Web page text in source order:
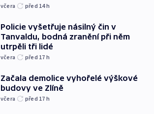
včera před 14h
Policie vyšetřuje násilný čin v
Tanvaldu, bodná zranění při něm
utrpěli tři lidé
včera před 17 h
Začala demolice vyhořelé výškové
budovy ve Zlíně
včera před 17 h